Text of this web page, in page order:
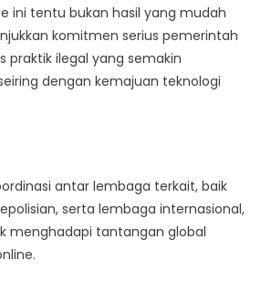
ini tentu bukan hasil yang mudah
komitmen serius pemerintah
ilegal yang semakin
dengan kemajuan teknologi
antar lembaga terkait, baik
serta lembaga internasional,
menghadapi tantangan global